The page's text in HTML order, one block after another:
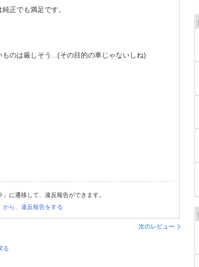
正でも満足です。
のは厳しそう...(その目的の車じゃないしね)
に遷移して、違反報告ができます。
から、違反報告をする
次のレビュー
る